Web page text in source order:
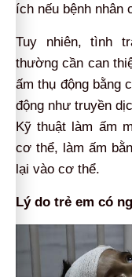
ích nếu bệnh nhân
Tuy nhiên, tình
thường cần can
ấm thụ động bằng
động như truyền
Kỹ thuật làm ấm
cơ thể, làm ấm
lại vào cơ thể.
Lý do trẻ em có